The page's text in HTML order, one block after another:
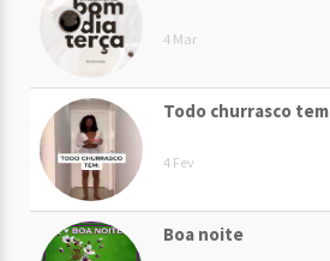
4 Mar
Todo churrasco tem
4 Fev
Boa noite